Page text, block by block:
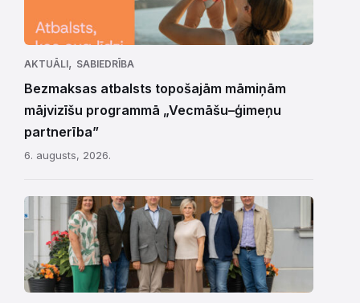
AKTUĀLI, SABIEDRĪBA
Bezmaksas atbalsts topošajām māmiņām
mājvizīšu programmā „Vecmāšu–ģimeņu
partnerība”
6. augusts, 2026.